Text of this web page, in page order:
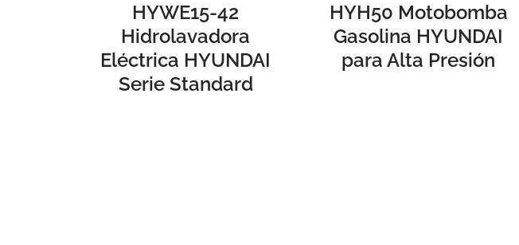
HYWE15-42
Hidrolavadora
Eléctrica HYUNDAI
Serie Standard
HYH50 Motobomba
Gasolina HYUNDAI
para Alta Presión